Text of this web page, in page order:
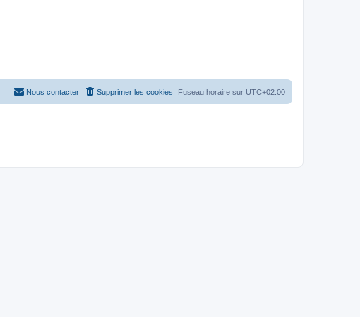
Fuseau horaire sur UTC+02:00
Supprimer les cookies
Nous contacter